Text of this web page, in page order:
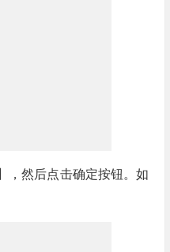
，然后点击确定按钮。如